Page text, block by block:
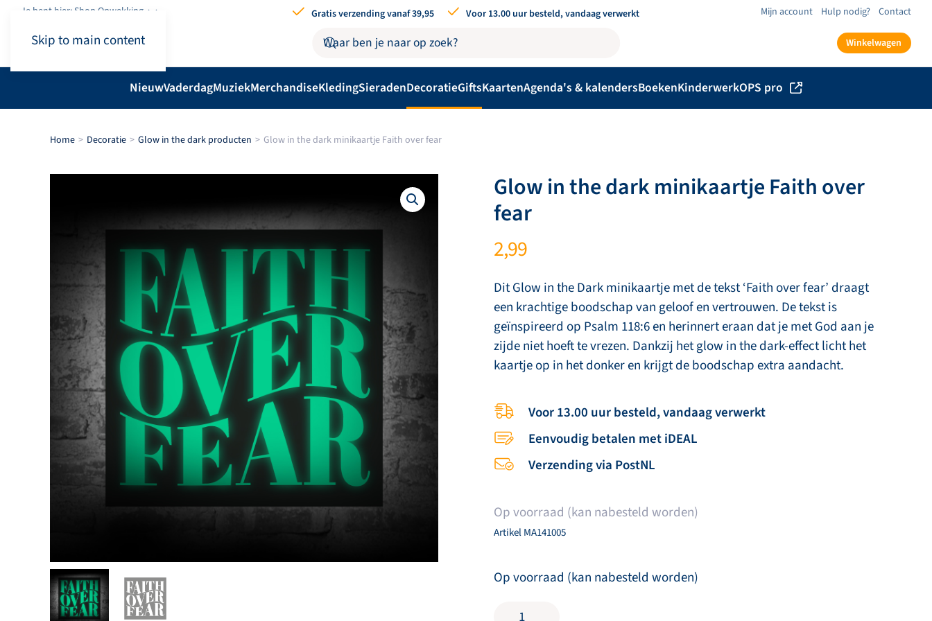
Skip to main content
Je bent hier: Shop.Opwekking Gratis verzending vanaf 39,95 Voor 13.00 uur besteld, vandaag verwerkt Mijn account Hulp nodig? Contact
Winkelwagen
NieuwVaderdagMuziekMerchandiseKledingSieradenDecoratieGiftsKaartenAgenda's & kalendersBoekenKinderwerkOPS pro
Home Decoratie Glow in the dark producten Glow in the dark minikaartje Faith over fear
Glow in the dark minikaartje Faith over
fear
2,99
Dit Glow in the Dark minikaartje met de tekst ‘Faith over fear’ draagt
een krachtige boodschap van geloof en vertrouwen. De tekst is
geïnspireerd op Psalm 118:6 en herinnert eraan dat je met God aan je
zijde niet hoeft te vrezen. Dankzij het glow in the dark-effect licht het
kaartje op in het donker en krijgt de boodschap extra aandacht.
Voor 13.00 uur besteld, vandaag verwerkt
Eenvoudig betalen met iDEAL
Verzending via PostNL
Op voorraad (kan nabesteld worden)
ArtikelMA141005
Op voorraad (kan nabesteld worden)